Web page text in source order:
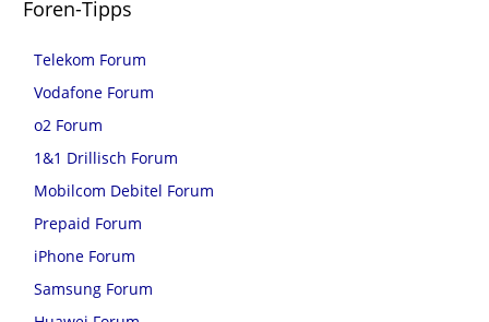
Foren-Tipps
Telekom Forum
Vodafone Forum
o2 Forum
1&1 Drillisch Forum
Mobilcom Debitel Forum
Prepaid Forum
iPhone Forum
Samsung Forum